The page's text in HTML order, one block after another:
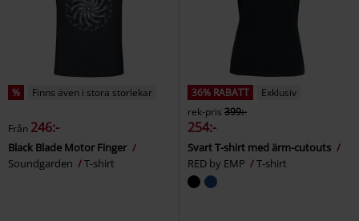
% Finns även i stora storlekar
Från 246:-
Black Blade Motor Finger
Soundgarden
T-shirt
36% RABATT
Exklusiv
rek-pris 399:-
254:-
Svart T-shirt med ärm-cutouts
RED by EMP
T-shirt